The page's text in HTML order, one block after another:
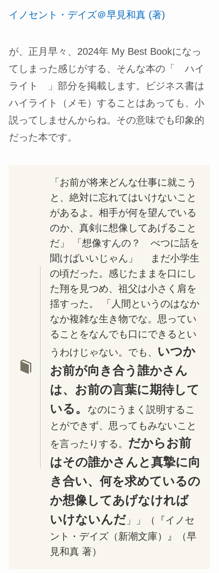
イノセント・デイズ＠早見和真 (著)
が、正月早々、2024年 My Best Bookになっ
てしまった感じがする、そんな本の「 ハイ
ライト 」部分を掲載します。ビジネス書は
ハイライト（メモ）することはあっても、小
説ってしませんからね。その意味でも印象的
だった本です。
「お前が将来どんな仕事に就こう
と、絶対に忘れてはいけないこと
があるよ。相手が何を望んでいる
のか、真剣に想像してあげること
だ」 「想像すんの？ べつに話を
聞けばいいじゃん」 まだ小学生
の頃だった。感じたままを口にし
た翔を見つめ、祖父は小さく肩を
揺すった。 「人間というのはなか
なか複雑な生き物でな。思ってい
ることをなんでも口にできるとい
うわけじゃない。でも、
いつか
お前が向き合う誰かさん
は、お前の言葉に期待して
いる。
なのにうまく説明するこ
とができず、思ってもみないこと
を言ったりする。 だからお前
はその誰かさんと真摯に向
き合い、何を求めているの
か想像してあげなければ
いけないんだ 」」（『イノセ
ント・デイズ（新潮文庫）』（早
見和真 著）